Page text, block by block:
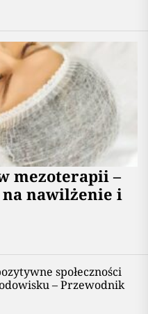
mezoterapii –
na nawilżenie i
społeczności
– Przewodnik